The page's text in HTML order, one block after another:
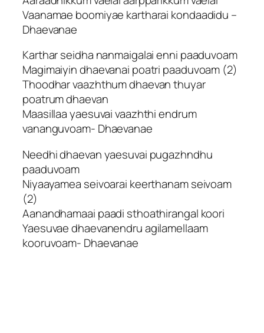
Vaanamae boomiyae kartharai kondaadidu –
Dhaevanae
Karthar seidha nanmaigalai enni paaduvoam
Magimaiyin dhaevanai poatri paaduvoam (2)
Thoodhar vaazhthum dhaevan thuyar
poatrum dhaevan
Maasillaa yaesuvai vaazhthi endrum
vananguvoam- Dhaevanae
Needhi dhaevan yaesuvai pugazhndhu
paaduvoam
Niyaayamea seivoarai keerthanam seivoam
(2)
Aanandhamaai paadi sthoathirangal koori
Yaesuvae dhaevanendru agilamellaam
kooruvoam- Dhaevanae